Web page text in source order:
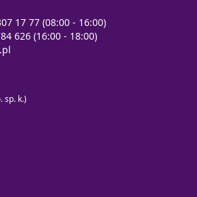
17 77 (08:00 - 16:00)
626 (16:00 - 18:00)
sp. k.)